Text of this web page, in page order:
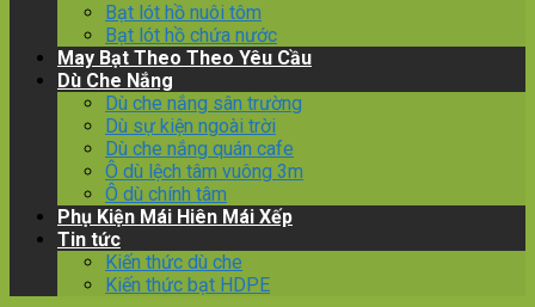
Bạt lót hồ nuôi tôm
Bạt lót hồ chứa nước
May Bạt Theo Theo Yêu Cầu
Dù Che Nắng
Dù che nắng sân trường
Dù sự kiện ngoài trời
Dù che nắng quán cafe
Ô dù lệch tâm vuông 3m
Ô dù chính tâm
Phụ Kiện Mái Hiên Mái Xếp
Tin tức
Kiến thức dù che
Kiến thức bạt HDPE